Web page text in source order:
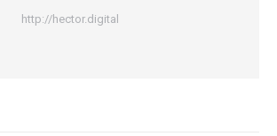
http://hector.digital